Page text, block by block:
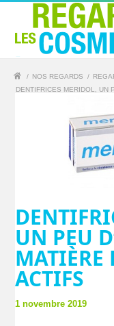
/ NOS REGARDS /
DENTIFRICES MERIDOL, UN
UN PEU
MATIÈRE
ACTIFS
1 novembre 2019